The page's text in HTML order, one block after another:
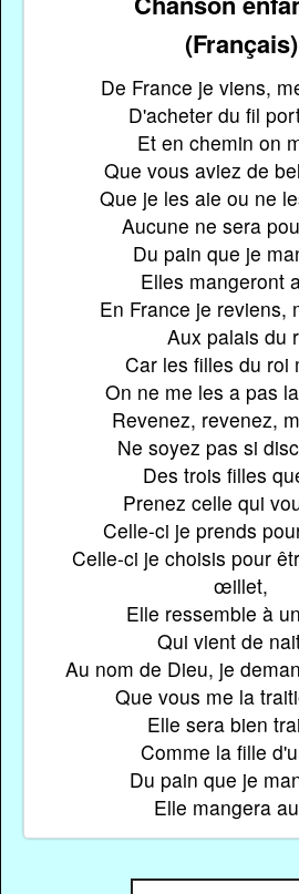
(Français)
De France je viens,
D'acheter du fil
Et en chemin on
Que vous aviez de
Que je les aie ou ne
Aucune ne sera
Du pain que je
Elles mangeront
En France je reviens,
Aux palais du
Car les filles du roi
On ne me les a pas
Revenez, revenez,
Ne soyez pas si
Des trois filles
Prenez celle qui
Celle-ci je prends
Celle-ci je choisis pour
œillet,
Elle ressemble à
Qui vient de
Au nom de Dieu, je
Que vous me la
Elle sera bien
Comme la fille
Du pain que je
Elle mangera